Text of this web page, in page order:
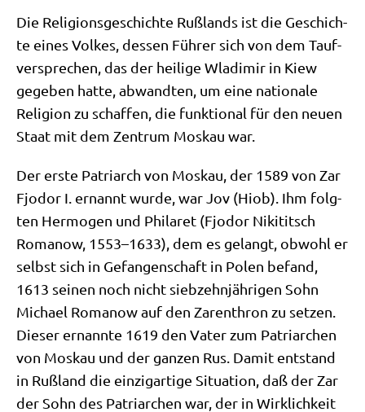
Die Reli­gi­ons­ge­schich­te Ruß­lands ist die Geschich­
te eines Vol­kes, des­sen Füh­rer sich von dem Tauf­
ver­spre­chen, das der hei­li­ge Wla­di­mir in Kiew
gege­ben hat­te, abwand­ten, um eine natio­na­le
Reli­gi­on zu schaf­fen, die funk­tio­nal für den neu­en
Staat mit dem Zen­trum Mos­kau war.
Der erste Patri­arch von Mos­kau, der 1589 von Zar
Fjo­dor I. ernannt wur­de, war Jov (Hiob). Ihm folg­
ten Her­mo­gen und Phila­ret (Fjo­dor Niki­titsch
Roma­now, 1553–1633), dem es gelangt, obwohl er
selbst sich in Gefan­gen­schaft in Polen befand,
1613 sei­nen noch nicht sieb­zehn­jäh­ri­gen Sohn
Micha­el Roma­now auf den Zaren­thron zu set­zen.
Die­ser ernann­te 1619 den Vater zum Patri­ar­chen
von Mos­kau und der gan­zen Rus. Damit ent­stand
in Ruß­land die ein­zig­ar­ti­ge Situa­ti­on, daß der Zar
der Sohn des Patri­ar­chen war, der in Wirk­lich­keit